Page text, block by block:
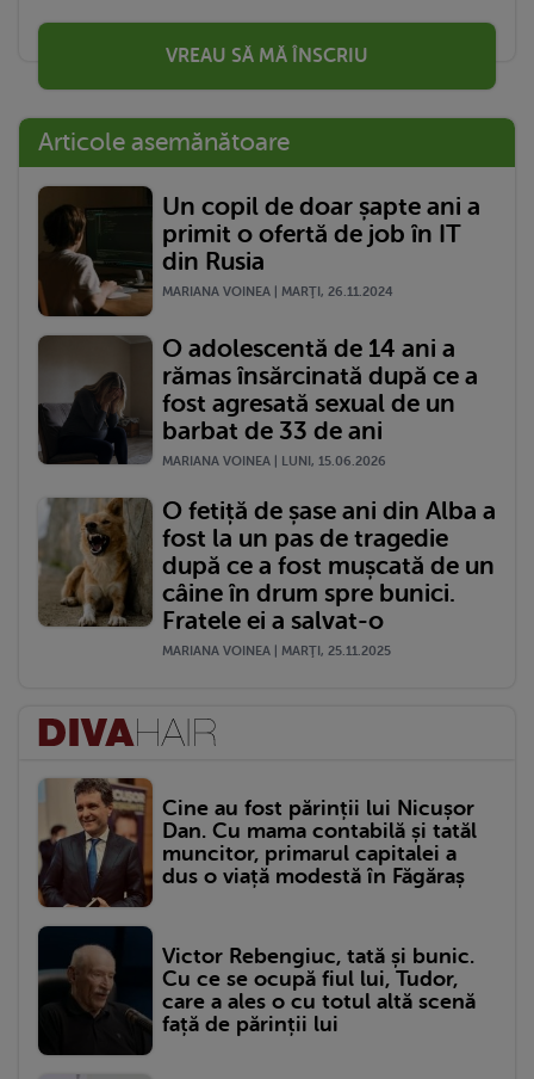
VREAU SĂ MĂ ÎNSCRIU
Articole asemănătoare
Un copil de doar șapte ani a
primit o ofertă de job în IT
din Rusia
MARIANA VOINEA | MARŢI, 26.11.2024
O adolescentă de 14 ani a
rămas însărcinată după ce a
fost agresată sexual de un
barbat de 33 de ani
MARIANA VOINEA | LUNI, 15.06.2026
O fetiță de șase ani din Alba a
fost la un pas de tragedie
după ce a fost mușcată de un
câine în drum spre bunici.
Fratele ei a salvat-o
MARIANA VOINEA | MARŢI, 25.11.2025
Cine au fost părinții lui Nicușor
Dan. Cu mama contabilă și tatăl
muncitor, primarul capitalei a
dus o viață modestă în Făgăraș
Victor Rebengiuc, tată și bunic.
Cu ce se ocupă fiul lui, Tudor,
care a ales o cu totul altă scenă
față de părinții lui